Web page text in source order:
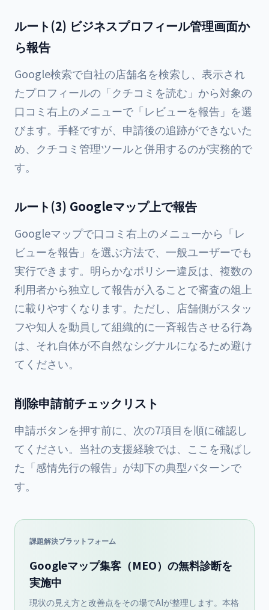
ルート(2) ビジネスプロフィール管理画面か
ら報告
Google検索で自社の店舗名を検索し、表示され
たプロフィールの「クチコミを読む」から対象の
口コミ右上のメニューで「レビューを報告」を選
びます。手軽ですが、申請後の追跡ができないた
め、クチコミ管理ツールと併用するのが実務的で
す。
ルート(3) Googleマップ上で報告
Googleマップで口コミ右上のメニューから「レ
ビューを報告」を選ぶ方法で、一般ユーザーでも
実行できます。明らかなポリシー違反は、複数の
利用者から独立して報告が入ることで審査の俎上
に載りやすくなります。ただし、店舗側がスタッ
フや知人を動員して組織的に一斉報告させる行為
は、それ自体が不自然なシグナルになるため避け
てください。
削除申請前チェックリスト
申請ボタンを押す前に、次の7項目を順に確認し
てください。当社の支援経験では、ここを飛ばし
た「感情先行の報告」が却下の典型パターンで
す。
課題解決プラットフォーム
Googleマップ集客（MEO）の無料診断を
実施中
現状の見え方と改善点をその場でAIが整理します。本格